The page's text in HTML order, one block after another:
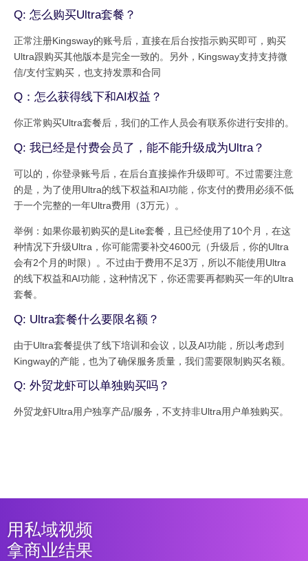
Q: 怎么购买Ultra套餐？
正常注册Kingsway的账号后，直接在后台按指示购买即可，购买
Ultra跟购买其他版本是完全一致的。另外，Kingsway支持支持微
信/支付宝购买，也支持发票和合同
Q：怎么获得线下和AI权益？
你正常购买Ultra套餐后，我们的工作人员会有联系你进行安排的。
Q: 我已经是付费会员了，能不能升级成为Ultra？
可以的，你登录账号后，在后台直接操作升级即可。不过需要注意
的是，为了使用Ultra的线下权益和AI功能，你支付的费用必须不低
于一个完整的一年Ultra费用（3万元）。
举例：如果你最初购买的是Lite套餐，且已经使用了10个月，在这
种情况下升级Ultra，你可能需要补交4600元（升级后，你的Ultra
会有2个月的时限）。不过由于费用不足3万，所以不能使用Ultra
的线下权益和AI功能，这种情况下，你还需要再都购买一年的Ultra
套餐。
Q: Ultra套餐什么要限名额？
由于Ultra套餐提供了线下培训和会议，以及AI功能，所以考虑到
Kingway的产能，也为了确保服务质量，我们需要限制购买名额。
Q: 外贸龙虾可以单独购买吗？
外贸龙虾Ultra用户独享产品/服务，不支持非Ultra用户单独购买。
用私域视频
拿商业结果